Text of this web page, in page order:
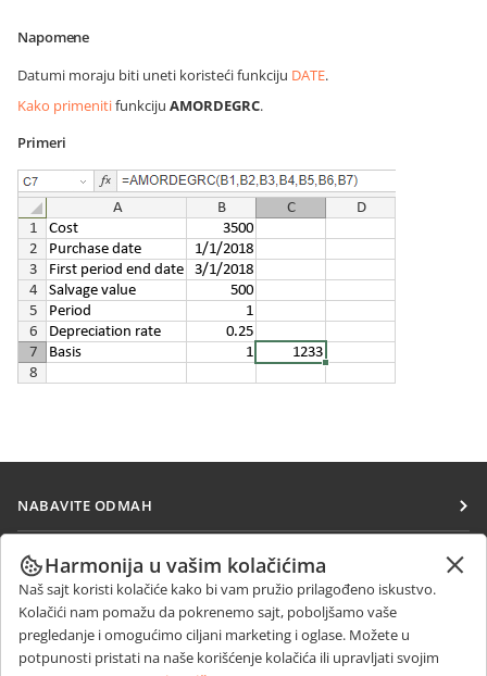
Napomene
Datumi moraju biti uneti koristeći funkciju DATE.
Kako primenitifunkciju AMORDEGRC.
Primeri
NABAVITE ODMAH
Docs
DocSpace
Workspace
Konektori
SARAĐUJTE
Za doprinosioce
Za prevodioce
Za influensere
PRIMAJTE VESTI
Blog
DOBIJTE POMOĆ
Harmonija u vašim kolačićima
Naš sajt koristi kolačiće kako bi vam pružio prilagođeno iskustvo.
Kolačići nam pomažu da pokrenemo sajt, poboljšamo vaše
pregledanje i omogućimo ciljani marketing i oglase. Možete u
potpunosti pristati na naše korišćenje kolačića ili upravljati svojim